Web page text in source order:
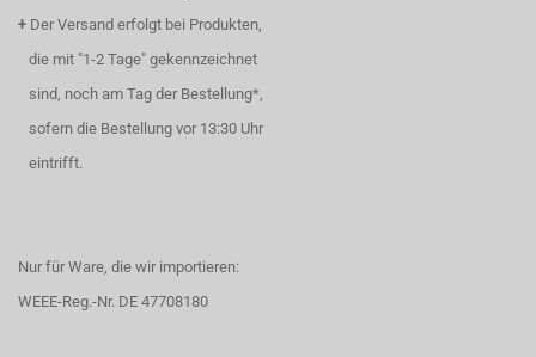
+ Der Versand erfolgt bei Produkten,
die mit "1-2 Tage" gekennzeichnet
sind, noch am Tag der Bestellung*,
sofern die Bestellung vor 13:30 Uhr
eintrifft.
Nur für Ware, die wir importieren:
WEEE-Reg.-Nr. DE 47708180